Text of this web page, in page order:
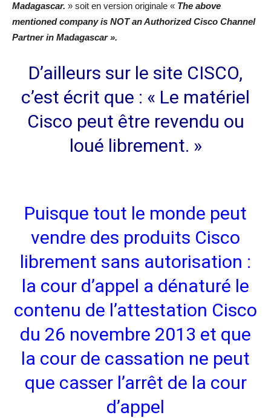
Madagascar. » soit en version originale « The above
mentioned company is NOT an Authorized Cisco Channel
Partner in Madagascar ».
D’ailleurs sur le site CISCO,
c’est écrit que : « Le matériel
Cisco peut être revendu ou
loué librement. »
Puisque tout le monde peut
vendre des produits Cisco
librement sans autorisation :
la cour d’appel a dénaturé le
contenu de l’attestation Cisco
du 26 novembre 2013 et que
la cour de cassation ne peut
que casser l’arrêt de la cour
d’appel